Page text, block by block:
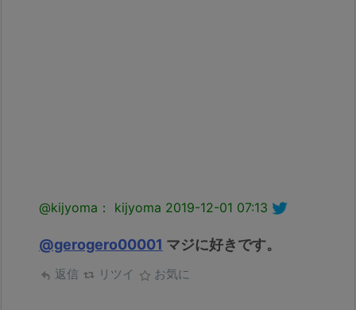
@kijyoma： kijyoma 2019-12-01 07:13
@gerogero00001 マジに好きです。
返信 リツイ お気に